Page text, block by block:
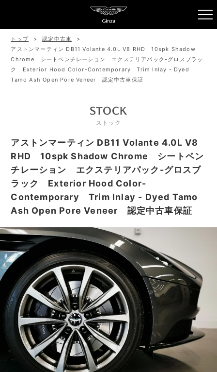
トップ
認定中古車
アストンマーティン DB11 Volante 4.0L V8 RHD 10spk Shadow
Chrome シートベンチレーション エクステリアパック-グロスブラッ
ク Exterior Hood Color-Contemporary Trim Inlay - Dyed
Tamo Ash Open Pore Veneer 認定中古車保証
STOCK
ストック
アストンマーティン DB11 Volante 4.0L V8
RHD 10spk Shadow Chrome シートベン
チレーション エクステリアパック-グロスブ
ラック Exterior Hood Color-
Contemporary Trim Inlay - Dyed Tamo
Ash Open Pore Veneer 認定中古車保証